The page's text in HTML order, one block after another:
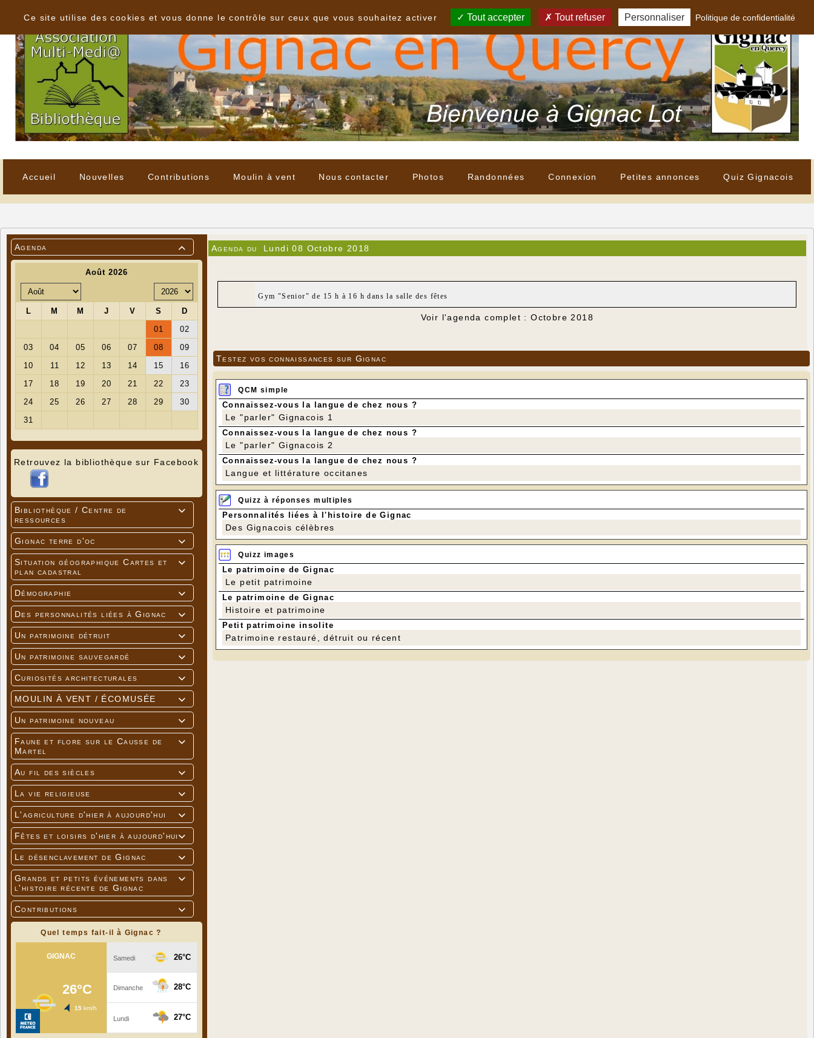
Accueil Nouvelles Contributions Moulin à vent Nous contacter Photos Randonnées Connexion Petites annonces Quiz Gignacois

Agenda
Retrouvez la bibliothèque sur Facebook

Bibliothèque / Centre de
ressources

Gignac terre d'oc

Situation géographique Cartes et
plan cadastral

Démographie

Des personnalités liées à Gignac

Un patrimoine détruit

Un patrimoine sauvegardé

Curiosités architecturales

MOULIN À VENT / ÉCOMUSÉE

Un patrimoine nouveau

Faune et flore sur le Causse de
Martel

Au fil des siècles

La vie religieuse

L'agriculture d'hier à aujourd'hui

Fêtes et loisirs d'hier à aujourd'hui

Le désenclavement de Gignac

Grands et petits événements dans
l'histoire récente de Gignac

Contributions
Quel temps fait-il à Gignac ?
Agenda du Lundi 08 Octobre 2018
Gym "Senior" de 15 h à 16 h dans la salle des fêtes
Voir l'agenda complet : Octobre 2018
Testez vos connaissances sur Gignac
QCM simple
Connaissez-vous la langue de chez nous ?
Le "parler" Gignacois 1
Connaissez-vous la langue de chez nous ?
Le "parler" Gignacois 2
Connaissez-vous la langue de chez nous ?
Langue et littérature occitanes
Quizz à réponses multiples
Personnalités liées à l'histoire de Gignac
Des Gignacois célèbres
Quizz images
Le patrimoine de Gignac
Le petit patrimoine
Le patrimoine de Gignac
Histoire et patrimoine
Petit patrimoine insolite
Patrimoine restauré, détruit ou récent
Ce site utilise des cookies et vous donne le contrôle sur ceux que vous souhaitez activer
Tout accepter Tout refuser Personnaliser Politique de confidentialité